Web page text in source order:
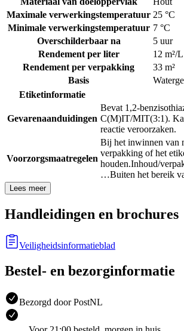
Maximale verwerkingstemperatuur 25 °C
Minimale verwerkingstemperatuur 7 °C
Overschilderbaar na
5 uur
Rendement per liter
12 m²/L
Rendement per verpakking
33 m²
Basis
Etiketinformatie
Gevarenaanduidingen
Bevat 1,2-
C(M)IT/MIT(3:1).
reactie veroorzaken.
Voorzorgsmaatregelen
Bij het inwinnen van
verpakking of het
houden.Inhoud/
…Buiten het bereik
Lees meer
Handleidingen en brochures
Veiligheidsinformatieblad
Bestel- en bezorginformatie
Bezorgd door PostNL